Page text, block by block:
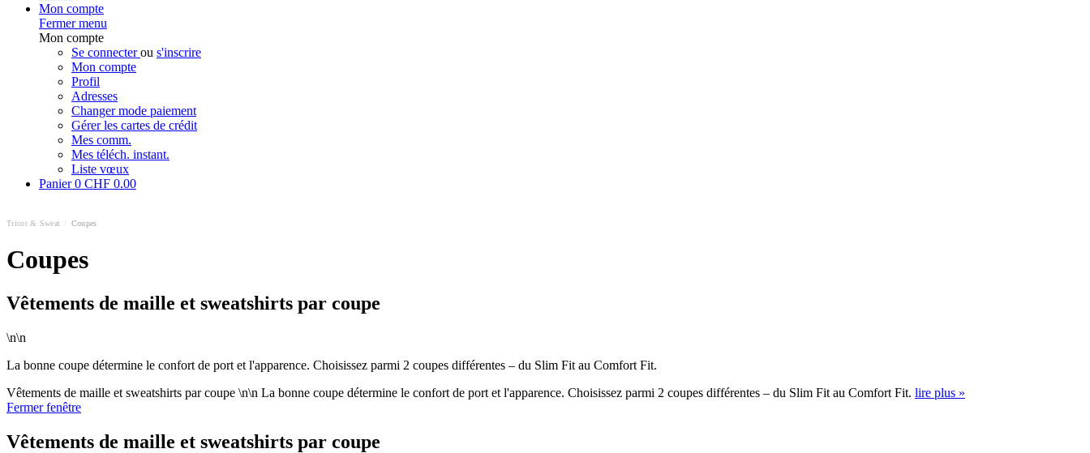
Mon compte
Fermer menu
Mon compte
Se connecterou s'inscrire
Mon compte
Profil
Adresses
Changer mode paiement
Gérer les cartes de crédit
Mes comm.
Mes téléch. instant.
Liste vœux
Panier0 CHF 0.00
Tricot & Sweat Coupes
Coupes
Vêtements de maille et sweatshirts par coupe
\n\n
La bonne coupe détermine le confort de port et l'apparence. Choisissez parmi 2 coupes différentes – du Slim Fit au Comfort Fit.
Vêtements de maille et sweatshirts par coupe \n\n La bonne coupe détermine le confort de port et l'apparence. Choisissez parmi 2 coupes différentes – du Slim Fit au Comfort Fit. lire plus »
Fermer fenêtre
Vêtements de maille et sweatshirts par coupe